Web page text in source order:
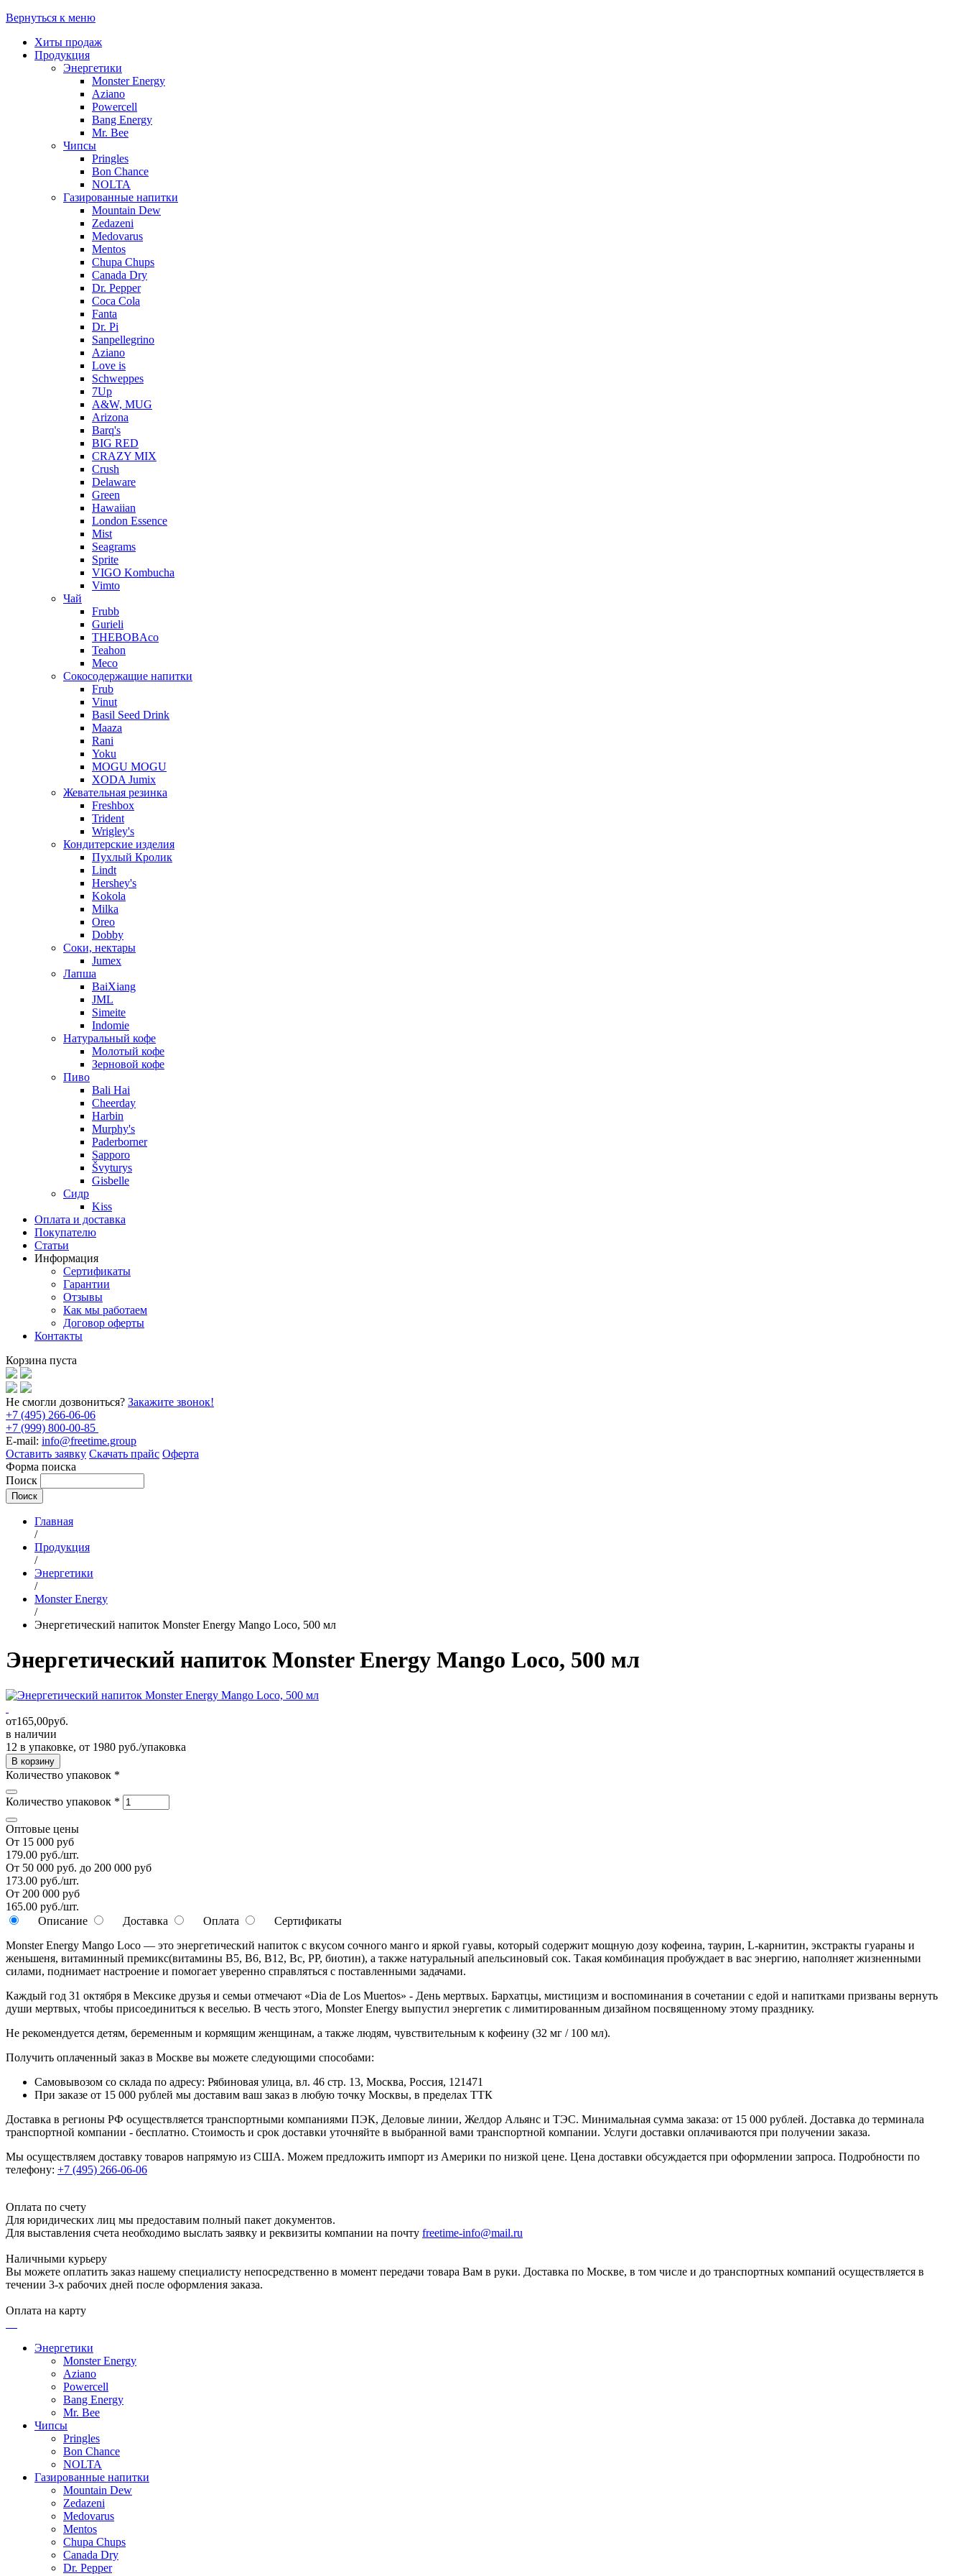
Вернуться к меню
Хиты продаж
Продукция
Энергетики
Monster Energy
Aziano
Powercell
Bang Energy
Mr. Bee
Чипсы
Pringles
Bon Chance
NOLTA
Газированные напитки
Mountain Dew
Zedazeni
Medovarus
Mentos
Chupa Chups
Canada Dry
Dr. Pepper
Coca Cola
Fanta
Dr. Pi
Sanpellegrino
Aziano
Love is
Schweppes
7Up
A&W, MUG
Arizona
Barq's
BIG RED
CRAZY MIX
Crush
Delaware
Green
Hawaiian
London Essence
Mist
Seagrams
Sprite
VIGO Kombucha
Vimto
Чай
Frubb
Gurieli
THEBOBAco
Teahon
Meco
Сокосодержащие напитки
Frub
Vinut
Basil Seed Drink
Maaza
Rani
Yoku
MOGU MOGU
XODA Jumix
Жевательная резинка
Freshbox
Trident
Wrigley's
Кондитерские изделия
Пухлый Кролик
Lindt
Hershey's
Kokola
Milka
Oreo
Dobby
Соки, нектары
Jumex
Лапша
BaiXiang
JML
Simeite
Indomie
Натуральный кофе
Молотый кофе
Зерновой кофе
Пиво
Bali Hai
Cheerday
Harbin
Murphy's
Paderborner
Sapporo
Švyturys
Gisbelle
Сидр
Kiss
Оплата и доставка
Покупателю
Статьи
Информация
Сертификаты
Гарантии
Отзывы
Как мы работаем
Договор оферты
Контакты
Корзина пуста
Не смогли дозвониться? Закажите звонок!
+7 (495) 266-06-06
+7 (999) 800-00-85
E-mail: info@freetime.group
Оставить заявку Скачать прайс Оферта
Форма поиска
Поиск
Главная
/
Продукция
/
Энергетики
/
Monster Energy
/
Энергетический напиток Monster Energy Mango Loco, 500 мл
Энергетический напиток Monster Energy Mango Loco, 500 мл
от165,00руб.
в наличии
12 в упаковке, от 1980 руб./упаковка
Количество упаковок *
Количество упаковок *
Оптовые цены
От 15 000 руб
179.00 руб./шт.
От 50 000 руб. до 200 000 руб
173.00 руб./шт.
От 200 000 руб
165.00 руб./шт.
Описание
Доставка Оплата
Сертификаты
Monster Energy Mango Loco — это энергетический напиток с вкусом сочного манго и яркой гуавы, который содержит мощную дозу кофеина, таурин, L-карнитин, экстракты гуараны и
женьшеня, витаминный премикс(витамины В5, В6, В12, Вс, РР, биотин), а также натуральный апельсиновый сок. Такая комбинация пробуждает в вас энергию, наполняет жизненными
силами, поднимает настроение и помогает уверенно справляться с поставленными задачами.
Каждый год 31 октября в Мексике друзья и семьи отмечают «Dia de Los Muertos» - День мертвых. Бархатцы, мистицизм и воспоминания в сочетании с едой и напитками призваны вернуть
души мертвых, чтобы присоединиться к веселью. В честь этого, Monster Energy выпустил энергетик с лимитированным дизайном посвященному этому празднику.
Не рекомендуется детям, беременным и кормящим женщинам, а также людям, чувствительным к кофеину (32 мг / 100 мл).
Получить оплаченный заказ в Москве вы можете следующими способами:
Самовывозом со склада по адресу: Рябиновая улица, вл. 46 стр. 13, Москва, Россия, 121471
При заказе от 15 000 рублей мы доставим ваш заказ в любую точку Москвы, в пределах ТТК
Доставка в регионы РФ осуществляется транспортными компаниями ПЭК, Деловые линии, Желдор Альянс и ТЭС. Минимальная сумма заказа: от 15 000 рублей. Доставка до терминала
транспортной компании - бесплатно. Стоимость и срок доставки уточняйте в выбранной вами транспортной компании. Услуги доставки оплачиваются при получении заказа.
Мы осуществляем доставку товаров напрямую из США. Можем предложить импорт из Америки по низкой цене. Цена доставки обсуждается при оформлении запроса. Подробности по
телефону: +7 (495) 266-06-06
Оплата по счету
Для юридических лиц мы предоставим полный пакет документов.
Для выставления счета необходимо выслать заявку и реквизиты компании на почту freetime-info@mail.ru
Наличными курьеру
Вы можете оплатить заказ нашему специалисту непосредственно в момент передачи товара Вам в руки. Доставка по Москве, в том числе и до транспортных компаний осуществляется в
течении 3-х рабочих дней после оформления заказа.
Оплата на карту
Энергетики
Monster Energy
Aziano
Powercell
Bang Energy
Mr. Bee
Чипсы
Pringles
Bon Chance
NOLTA
Газированные напитки
Mountain Dew
Zedazeni
Medovarus
Mentos
Chupa Chups
Canada Dry
Dr. Pepper